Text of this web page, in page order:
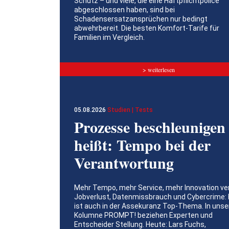
abgeschlossen haben, sind bei
Schadensersatzansprüchen nur bedingt
abwehrbereit. Die besten Komfort-Tarife für
Familien im Vergleich.
> weiterlesen
05.08.2026 Studien | Tests
Prozesse beschleunigen
heißt: Tempo bei der
Verantwortung
Mehr Tempo, mehr Service, mehr Innovation
Jobverlust, Datenmissbrauch und Cybercrime:
ist auch in der Assekuranz Top-Thema. In
Kolumne PROMPT! beziehen Experten und
Entscheider Stellung. Heute: Lars Fuchs,